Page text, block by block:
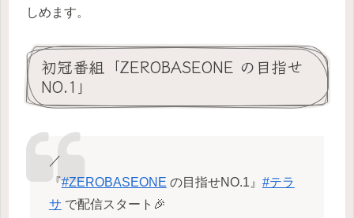
しめます。
初冠番組「ZEROBASEONE の目指せ
NO.1」
／
『#ZEROBASEONE の目指せNO.1』 #テラ
サ で配信スタート🎉